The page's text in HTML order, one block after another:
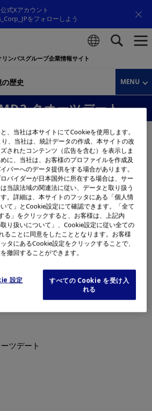
式Xアカウント
をフォローしよう
リンパスグループ企業情報サイト
歴史 MENU
クオーツデート
ツデート
、当社は本サイトにてCookieを使用します。
、当社は、統計データの作成、本サイトの改
されたコンテンツ（広告を含む）を表示しま
に、当社は、お客様のプロファイルを作成及
バーへのデータ提供をする場合があります。
バイダーが日本国外に所在する場合は、サー
当該法域の関連法に従い、データと取り扱う
。詳細は、本サイトのフッタにある「個人情
て」とCookie設定にて確認できます。「全て
る」をクリックすると、お客様は、上記内
り扱いについて」、Cookie設定に従い全ての
ることに同意をしたこととなります。お客様
タにあるCookie設定をクリックすることで、
撤回することができます。
設定
すべての Cookie を受け入
れる